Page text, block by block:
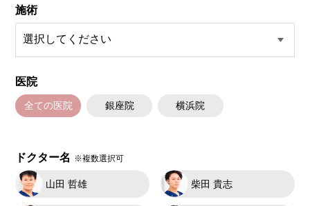
施術
医院
全ての医院 銀座院 横浜院
ドクター名 ※複数選択可
山田 哲雄 柴田 貴志